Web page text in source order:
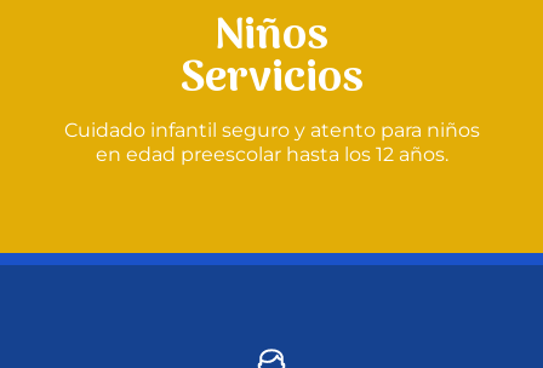
Únase a nosotros
Donar
Niños
Servicios
Cuidado infantil seguro y atento para niños
en edad preescolar hasta los 12 años.